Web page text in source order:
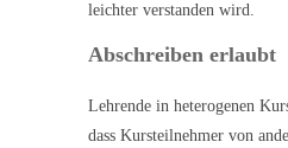
leichter verstanden wird.
Abschreiben erlaubt
Lehrende in heterogenen
dass Kursteilnehmer von